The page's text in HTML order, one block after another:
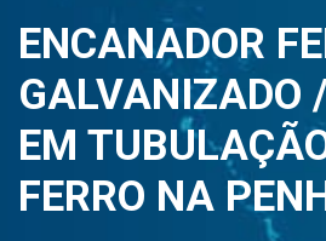
ENCANADOR
GALVANIZADO
EM
FERRO NA